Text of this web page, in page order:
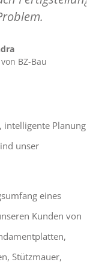
intelligente Planung
unser
eines
Kunden von
Stützmauer,